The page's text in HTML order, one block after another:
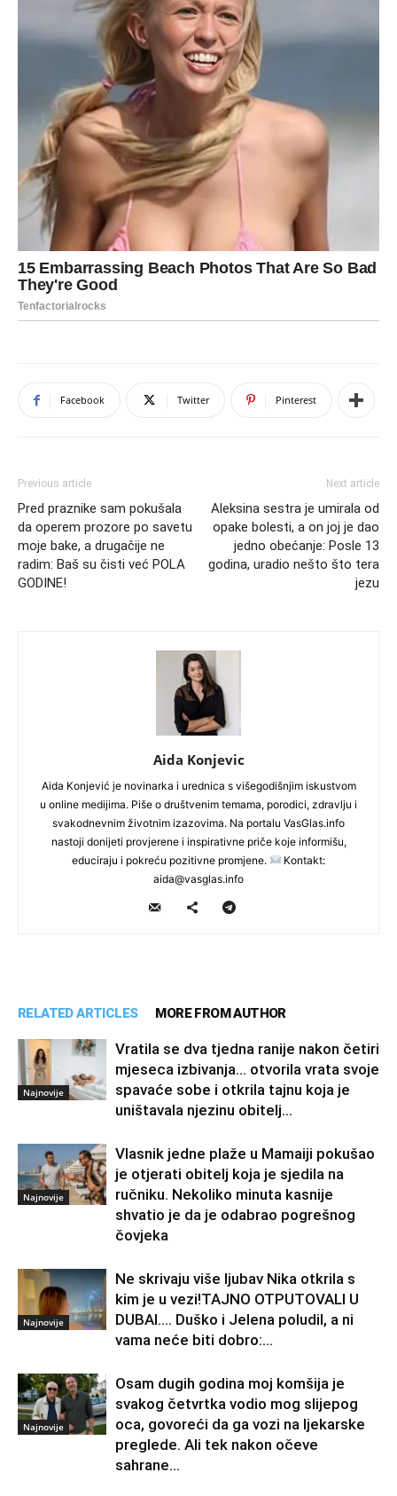
Facebook Twitter Pinterest
Previous article
Pred praznike sam pokušala
da operem prozore po savetu
moje bake, a drugačije ne
radim: Baš su čisti već POLA
GODINE!
Next article
Aleksina sestra je umirala od
opake bolesti, a on joj je dao
jedno obećanje: Posle 13
godina, uradio nešto što tera
jezu
Aida Konjevic
Aida Konjević je novinarka i urednica s višegodišnjim iskustvom
u online medijima. Piše o društvenim temama, porodici, zdravlju i
svakodnevnim životnim izazovima. Na portalu VasGlas.info
nastoji donijeti provjerene i inspirativne priče koje informišu,
educiraju i pokreću pozitivne promjene.
Kontakt:
aida@vasglas.info
RELATED ARTICLES MORE FROM AUTHOR
Najnovije
Vratila se dva tjedna ranije nakon četiri
mjeseca izbivanja… otvorila vrata svoje
spavaće sobe i otkrila tajnu koja je
uništavala njezinu obitelj…
Najnovije
Vlasnik jedne plaže u Mamaiji pokušao
je otjerati obitelj koja je sjedila na
ručniku. Nekoliko minuta kasnije
shvatio je da je odabrao pogrešnog
čovjeka
Najnovije
Ne skrivaju više ljubav Nika otkrila s
kim je u vezi!TAJNO OTPUTOVALI U
DUBAI…. Duško i Jelena poludil, a ni
vama neće biti dobro:...
Najnovije
Osam dugih godina moj komšija je
svakog četvrtka vodio mog slijepog
oca, govoreći da ga vozi na ljekarske
preglede. Ali tek nakon očeve
sahrane...